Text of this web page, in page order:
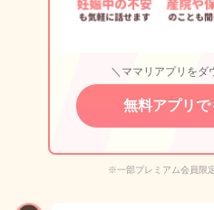
＼ママリアプリをダ
無料アプリで
※一部プレミアム会員限